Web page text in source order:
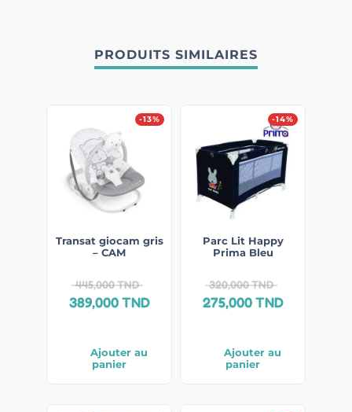
PRODUITS SIMILAIRES
-13%
Transat giocam gris
– CAM
445,000TND
389,000TND
Ajouter au
panier
-14%
Parc Lit Happy
Prima Bleu
320,000TND
275,000TND
Ajouter au
panier